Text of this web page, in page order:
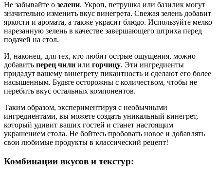
Не забывайте о зелени. Укроп, петрушка или базилик могут
значительно изменить вкус винегрета. Свежая зелень добавит
яркости и аромата, а также украсит блюдо. Используйте мелко
нарезанную зелень в качестве завершающего штриха перед
подачей на стол.
И, наконец, для тех, кто любит острые ощущения, можно
добавить перец чили или горчицу. Эти ингредиенты
придадут вашему винегрету пикантность и сделают его более
насыщенным. Будьте осторожны с количеством, чтобы не
перебить вкус остальных компонентов.
Таким образом, экспериментируя с необычными
ингредиентами, вы можете создать уникальный винегрет,
который удивит ваших гостей и станет настоящим
украшением стола. Не бойтесь пробовать новое и добавлять
свои любимые продукты в классический рецепт!
Комбинации вкусов и текстур: